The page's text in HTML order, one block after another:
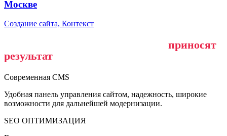
Москве
Создание сайта, Контекст
приносят
результат
Современная CMS
Удобная панель управления сайтом, надежность, широкие
возможности для дальнейшей модернизации.
SEO ОПТИМИЗАЦИЯ